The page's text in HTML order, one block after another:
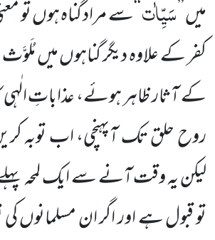
میں ’’سَیِّاٰت‘‘سے مراد گناہ ہوں تو
کفر کے علاوہ دیگر گناہوں میں
کے آثار ظاہر ہوئے، عذاباتِ الٰہی
روح حلق تک آپہنچی، اب توبہ
لیکن یہ وقت آنے سے ایک لمحہ پہلے
تو قبول ہے اور اگر ان مسلمانوں کی